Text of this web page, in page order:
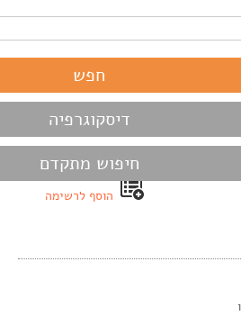
דיסקוגרפיה
חיפוש מתקדם
הוסף לרשימה